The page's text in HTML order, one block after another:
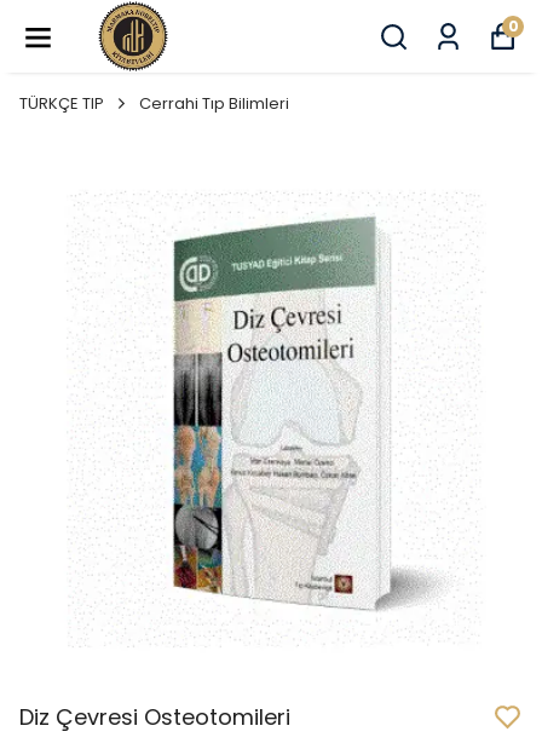
0
TÜRKÇE TIP Cerrahi Tıp Bilimleri
Diz Çevresi Osteotomileri